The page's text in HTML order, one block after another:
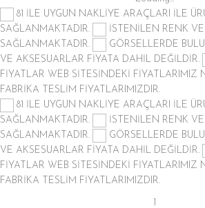
81 İLE UYGUN NAKLİYE ARAÇLARI İLE
SAĞLANMAKTADIR.
İSTENİLEN RENK
SAĞLANMAKTADIR.
GÖRSELLERDE
VE AKSESUARLAR FİYATA DAHİL DEĞİLDİR.
FİYATLAR WEB SİTESİNDEKİ FİYATLARIMIZ
FABRİKA TESLİM FİYATLARIMIZDIR.
81 İLE UYGUN NAKLİYE ARAÇLARI İLE
SAĞLANMAKTADIR.
İSTENİLEN RENK
SAĞLANMAKTADIR.
GÖRSELLERDE
VE AKSESUARLAR FİYATA DAHİL DEĞİLDİR.
FİYATLAR WEB SİTESİNDEKİ FİYATLARIMIZ
FABRİKA TESLİM FİYATLARIMIZDIR.